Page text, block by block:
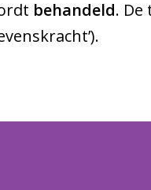
behandeld. De